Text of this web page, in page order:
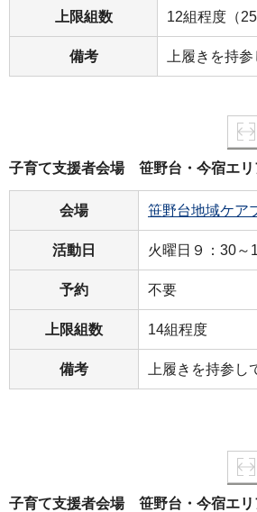
上限組数 12組程度（25
備考 上履きを持
子育て支援者会場 笹野台・今宿エリ
会場 笹野台地域ケア
活動日 火曜日９：30～
予約 不要
上限組数 14組程度
備考 上履きを持参し
子育て支援者会場 笹野台・今宿エリ